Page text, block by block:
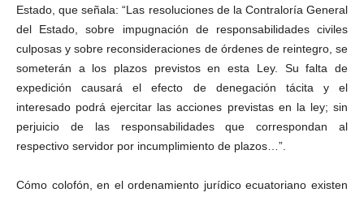
Estado, que señala: “Las resoluciones de la Contraloría General
del Estado, sobre impugnación de responsabilidades civiles
culposas y sobre reconsideraciones de órdenes de reintegro, se
someterán a los plazos previstos en esta Ley. Su falta de
expedición causará el efecto de denegación tácita y el
interesado podrá ejercitar las acciones previstas en la ley; sin
perjuicio de las responsabilidades que correspondan al
respectivo servidor por incumplimiento de plazos…”.
Cómo colofón, en el ordenamiento jurídico ecuatoriano existen